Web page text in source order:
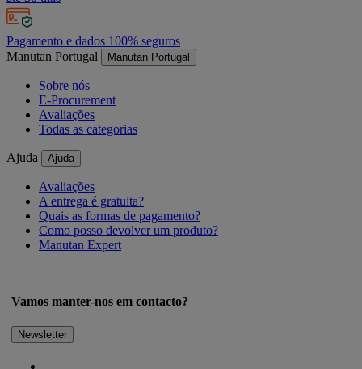
Pagamento e dados 100% seguros
Manutan Portugal
Manutan Portugal
Sobre nós
E-Procurement
Avaliações
Todas as categorias
Ajuda Ajuda
Avaliações
A entrega é gratuita?
Quais as formas de pagamento?
Como posso devolver um produto?
Manutan Expert
Vamos manter-nos em contacto?
Newsletter